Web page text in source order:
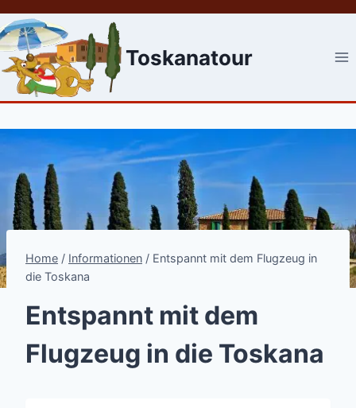
Skip
to
content
Toskanatour
Home / Informationen / Entspannt mit dem Flugzeug in
die Toskana
Entspannt mit dem
Flugzeug in die Toskana